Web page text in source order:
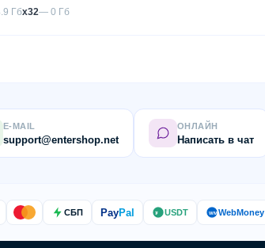
Гбx32— 0 Гб
E-MAIL
support@entershop.net
ОНЛАЙН
Написать в чат
СБП PayPal ₮ USDT WM WebMoney